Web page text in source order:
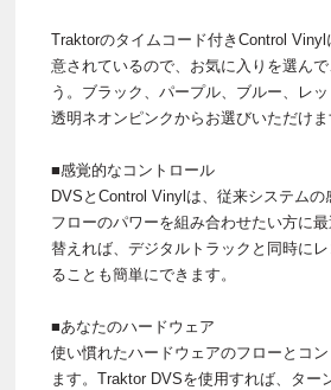
Traktorのタイムコード付きControl Vinyl
意されているので、お気に入りを選ん
う。ブラック、パープル、ブルー、レッ
透明ネオンピンクからお選びいただけま
■感覚的なコントロール
DVSとControl Vinylは、従来システムの
フローのパワーを組み合わせたい方に
替えれば、デジタルトラックと同時に
ることも簡単にできます。
■あなたのハードウェア
使い慣れたハードウェアのフローとコ
ます。Traktor DVSを使用すれば、ター